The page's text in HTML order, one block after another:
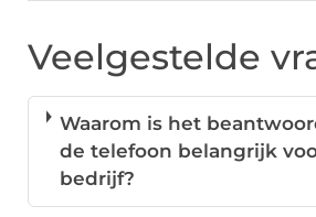
Veelgestelde
Waarom is het
de telefoon belangrijk
bedrijf?